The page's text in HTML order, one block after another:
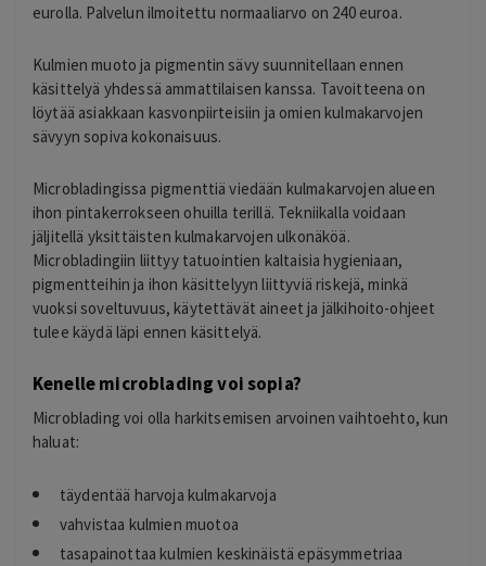
eurolla. Palvelun ilmoitettu normaaliarvo on 240 euroa.
Kulmien muoto ja pigmentin sävy suunnitellaan ennen
käsittelyä yhdessä ammattilaisen kanssa. Tavoitteena on
löytää asiakkaan kasvonpiirteisiin ja omien kulmakarvojen
sävyyn sopiva kokonaisuus.
Microbladingissa pigmenttiä viedään kulmakarvojen alueen
ihon pintakerrokseen ohuilla terillä. Tekniikalla voidaan
jäljitellä yksittäisten kulmakarvojen ulkonäköä.
Microbladingiin liittyy tatuointien kaltaisia hygieniaan,
pigmentteihin ja ihon käsittelyyn liittyviä riskejä, minkä
vuoksi soveltuvuus, käytettävät aineet ja jälkihoito-ohjeet
tulee käydä läpi ennen käsittelyä.
Kenelle microblading voi sopia?
Microblading voi olla harkitsemisen arvoinen vaihtoehto, kun
haluat:
täydentää harvoja kulmakarvoja
vahvistaa kulmien muotoa
tasapainottaa kulmien keskinäistä epäsymmetriaa